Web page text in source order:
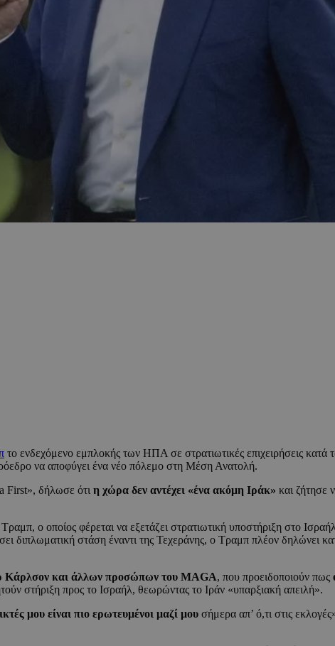
το ενδεχόμενο εμπλοκής των ΗΠΑ σε στρατιωτικές επιχειρήσεις κατά
να αποφύγει ένα νέο πόλεμο στη Μέση Ανατολή.
First», δήλωσε ότι η χώρα δεν αντέχει «ένα ακόμη Ιράκ» και ζήτησε
ο οποίος φέρεται να εξετάζει στρατιωτική υποστήριξη στο
διπλωματική στάση έναντι της Τεχεράνης, ο Τραμπ πλέον δηλώνει
Κάρλσον και άλλων προσώπων του MAGA, που προειδοποιούν πως
στήριξη προς το Ισραήλ, θεωρώντας το Ιράν «υπαρξιακή απειλή».
μου είναι πιο ερωτευμένοι μαζί μου σήμερα απ’ ό,τι στις